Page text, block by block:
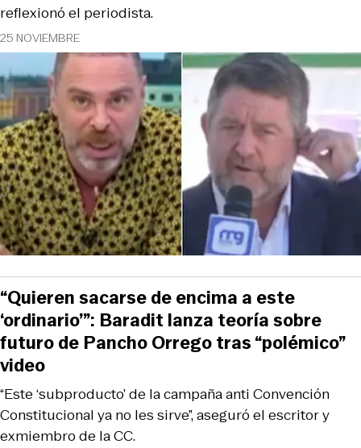
25 NOVIEMBRE
reflexionó el periodista.
“Este ‘subproducto’ de la campaña anti Convención
Constitucional ya no les sirve”, aseguró el escritor y
exmiembro de la CC.
“Quieren sacarse de encima a este
‘ordinario’”: Baradit lanza teoría sobre
futuro de Pancho Orrego tras “polémico”
video